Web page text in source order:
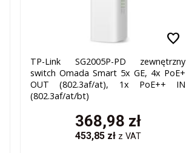
favorite
TP-Link SG2005P-PD zewnętrzny
switch Omada Smart 5x GE, 4x PoE+
OUT (802.3af/at), 1x PoE++ IN
(802.3af/at/bt)
368,98 zł
453,85zł z VAT